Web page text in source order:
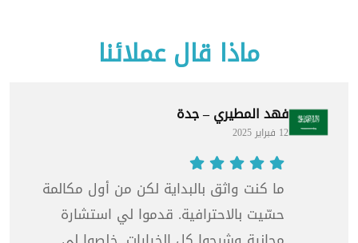
ماذا قال عملائنا
فهد المطيري – جدة
12 فبراير 2025
ما كنت واثق بالبداية لكن من أول مكالمة
حسّيت بالاحترافية. قدموا لي استشارة